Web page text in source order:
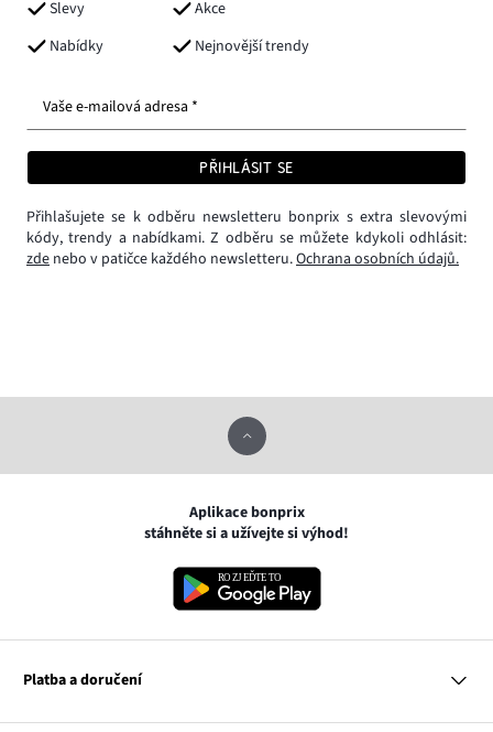
Slevy
Akce
Nabídky
Nejnovější trendy
Vaše e-mailová adresa *
PŘIHLÁSIT SE
Přihlašujete se k odběru newsletteru bonprix s extra slevovými
kódy, trendy a nabídkami. Z odběru se můžete kdykoli odhlásit:
zde nebo v patičce každého newsletteru.Ochrana osobních údajů.
Aplikace bonprix
stáhněte si a užívejte si výhod!
Platba a doručení